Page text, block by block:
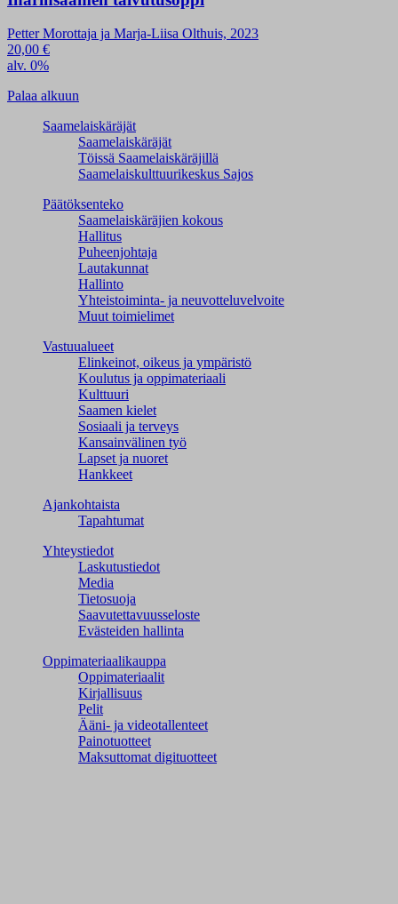
Petter Morottaja ja Marja-Liisa Olthuis, 2023
20,00 €
alv. 0%
Palaa alkuun
Saamelaiskäräjät
Saamelaiskäräjät
Töissä Saamelaiskäräjillä
Saamelaiskulttuuri­keskus Sajos
Päätöksenteko
Saamelaiskäräjien kokous
Hallitus
Puheenjohtaja
Lautakunnat
Hallinto
Yhteistoiminta- ja neuvotteluvelvoite
Muut toimielimet
Vastuualueet
Elinkeinot, oikeus ja ympäristö
Koulutus ja oppimateriaali
Kulttuuri
Saamen kielet
Sosiaali ja terveys
Kansainvälinen työ
Lapset ja nuoret
Hankkeet
Ajankohtaista
Tapahtumat
Yhteystiedot
Laskutustiedot
Media
Tietosuoja
Saavutettavuusseloste
Evästeiden hallinta
Oppimateriaalikauppa
Oppimateriaalit
Kirjallisuus
Pelit
Ääni- ja videotallenteet
Painotuotteet
Maksuttomat digituotteet